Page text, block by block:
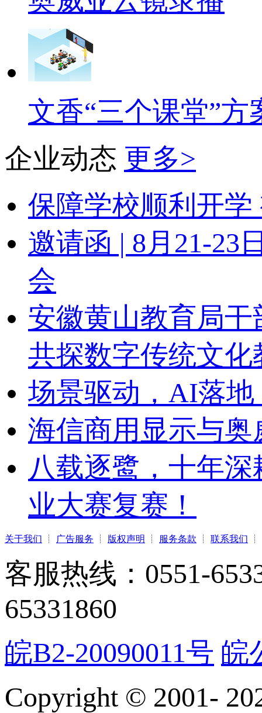
文香“三个课堂”方
企业动态 更多>
保障学校顺利开
邀请函 | 8月21-23
会
安徽黄山教育局
共探数字传统文化
场景驱动，AI落
海信商用显示与
八载逐鹭，十年
业大赛复赛！
关于我们 ┊ 广告服务 ┊ 版权声明 ┊ 服务条款 ┊ 联系我们 ┊
客服热线：0551-
65331860
皖B2-20090011号 皖
Copyright © 2001-